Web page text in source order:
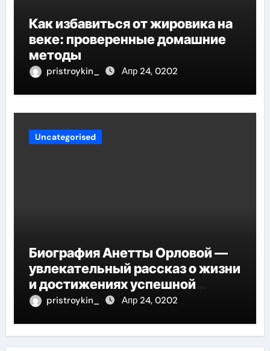
Как избавиться от жировика на
веке: проверенные домашние
методы
pristroykin_ Апр 24, 0202
Uncategorised
Биография Анетты Орловой —
увлекательный рассказ о жизни
и достижениях успешной
фигуристки
pristroykin_ Апр 24, 0202